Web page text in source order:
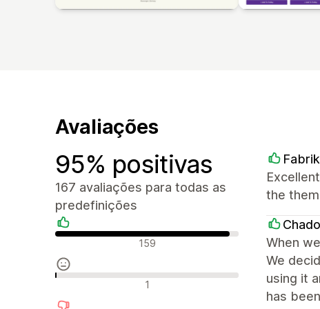
Avaliações
95% positivas
167 avaliações para todas as
predefinições
Avaliações positivas
159
Avaliações neutras
1
the
When
We
using it
has